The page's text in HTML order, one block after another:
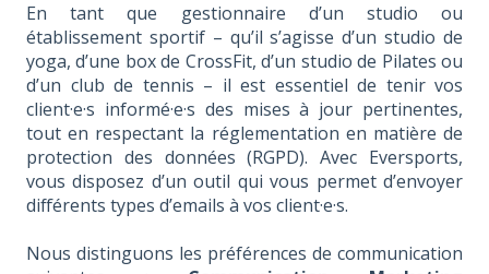
En tant que gestionnaire d’un studio ou
établissement sportif – qu’il s’agisse d’un studio de
yoga, d’une box de CrossFit, d’un studio de Pilates ou
d’un club de tennis – il est essentiel de tenir vos
client·e·s informé·e·s des mises à jour pertinentes,
tout en respectant la réglementation en matière de
protection des données (RGPD). Avec Eversports,
vous disposez d’un outil qui vous permet d’envoyer
différents types d’emails à vos client·e·s.
Nous distinguons les préférences de communication